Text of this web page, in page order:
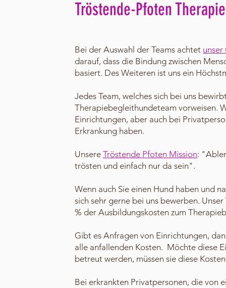
Tröstende-Pfoten
Bei der Auswahl der Teams achtet unser
darauf, dass die Bindung zwischen
basiert. Des Weiteren ist uns ein
Jedes Team, welches sich bei uns
Therapiebegleithundeteam vorweisen.
Einrichtungen, aber auch bei
Erkrankung haben.
Unsere Tröstende Pfoten Mission:
trösten und einfach nur da sein".
Wenn auch Sie einen Hund haben und
sich sehr gerne bei uns bewerben.
% der Ausbildungskosten zum
Gibt es Anfragen von Einrichtungen,
alle anfallenden Kosten. Möchte diese
betreut werden, müssen sie diese
Bei erkrankten Privatpersonen, die von